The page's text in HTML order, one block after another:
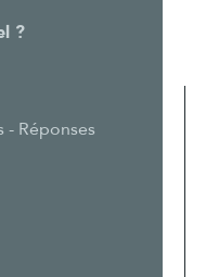
?
- Réponses